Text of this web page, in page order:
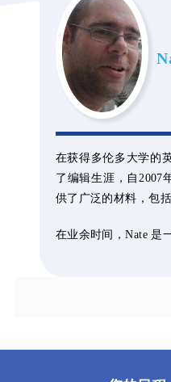
在获得多伦多大学的
了编辑生涯，自2007
供了广泛的材料，包
在业余时间，Nate 是